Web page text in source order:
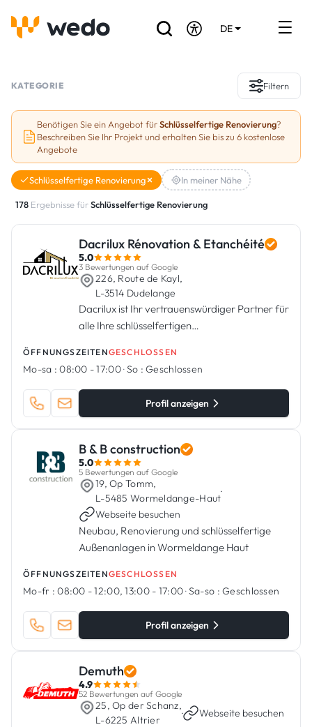
DE
Referenzen
Förderungen & Zuschüsse
Stellenbörse
Sind Sie Handwerker?
Einloggen
KATEGORIE Filtern
Benötigen Sie ein Angebot fürSchlüsselfertige Renovierung?
Beschreiben Sie Ihr Projekt und erhalten Sie bis zu 6 kostenlose
Angebote
Schlüsselfertige Renovierung In meiner Nähe
178 Ergebnisse fürSchlüsselfertige Renovierung
Dacrilux Rénovation & Etanchéité
5.0
3 Bewertungen auf Google
226, Route de Kayl,
L-3514 Dudelange
Dacrilux ist Ihr vertrauenswürdiger Partner für
alle Ihre schlüsselfertigen
Isolierungen.
ÖFFNUNGSZEITENGESCHLOSSEN
Mo-sa : 08:00 - 17:00·So : Geschlossen
Profil anzeigen
B & B construction
5.0
5 Bewertungen auf Google
19, Op Tomm,
L-5485 Wormeldange-Haut
·
Webseite besuchen
Neubau, Renovierung und schlüsselfertige
Außenanlagen in Wormeldange Haut
ÖFFNUNGSZEITENGESCHLOSSEN
Mo-fr : 08:00 - 12:00, 13:00 - 17:00·Sa-so : Geschlossen
Profil anzeigen
Demuth
4.9
52 Bewertungen auf Google
25, Op der Schanz,
L-6225 Altrier
· Webseite besuchen